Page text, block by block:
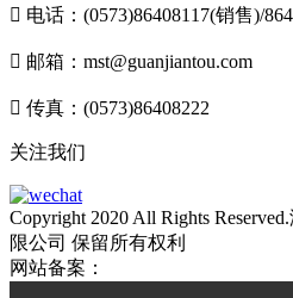
 电话：(0573)86408117(销售)/
 邮箱：mst@guanjiantou.com
 传真：(0573)86408222
关注我们
Copyright 2020 All Rights
限公司 保留所有权利
网站备案：